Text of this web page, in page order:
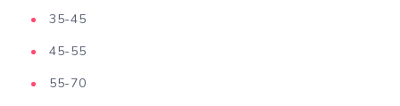
35-45
45-55
55-70